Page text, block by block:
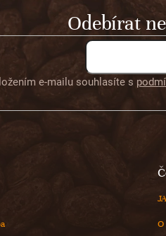
Odebírat
e-mailu souhlasíte s
O